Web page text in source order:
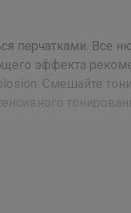
перчатками. Все
эффекта
Смешайте
посуде
крем по всей
более 30 мин.